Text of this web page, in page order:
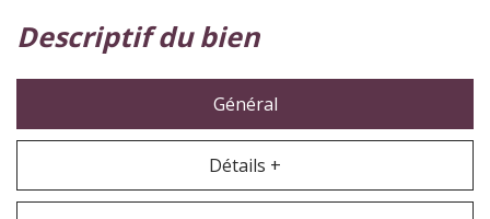
descriptif du bien
Général
Détails +